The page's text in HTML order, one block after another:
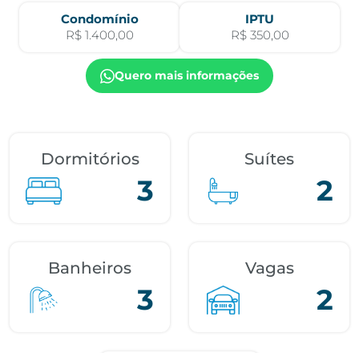
Condomínio
R$ 1.400,00
IPTU
R$ 350,00
Quero mais informações
Dormitórios
3
Suítes
2
Banheiros
3
Vagas
2